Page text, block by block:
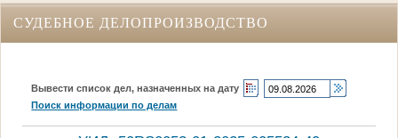
СУДЕБНОЕ ДЕЛОПРОИЗВОДСТВО
Вывести список дел, назначенных на дату
Поиск информации по делам